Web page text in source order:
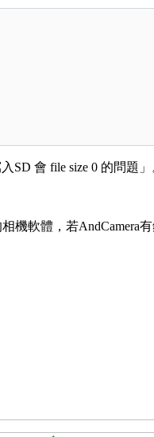
會 file size 0 的問題」
軟體，若AndCamera有